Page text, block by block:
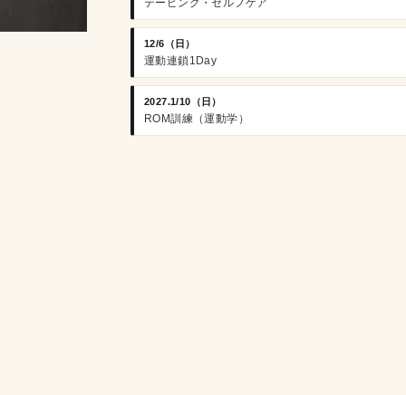
テーピング・セルフケア
12/6（日）
運動連鎖1Day
2027.1/10（日）
ROM訓練（運動学）